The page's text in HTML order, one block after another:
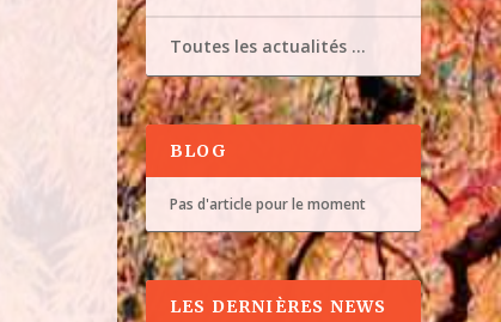
Toutes les actualités …
BLOG
Pas d'article pour le moment
LES DERNIÈRES NEWS